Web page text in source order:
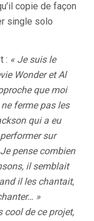
copie de façon
single solo
: « Je suis le
Wonder et Al
que moi
ferme pas les
qui a eu
sur
pense combien
il semblait
il les chantait,
»
cool de ce projet,